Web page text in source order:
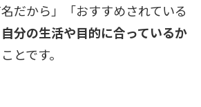
だから」「おすすめされている
自分の生活や目的に合っているか
とです。